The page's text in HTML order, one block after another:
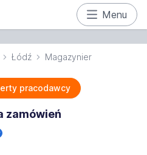
Menu
Łódź Magazynier
pracodawcy
zamówień